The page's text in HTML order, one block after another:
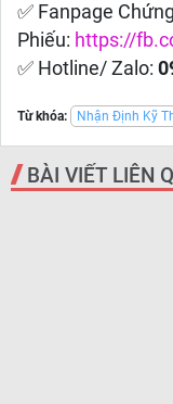
✅ Fanpage
Phiếu: https://
✅ Hotline/ Zalo:
Từ khóa: Nhận Định Kỹ
BÀI VIẾT LIÊN